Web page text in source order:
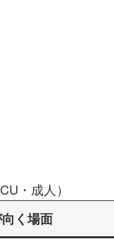
・成人）
く場面